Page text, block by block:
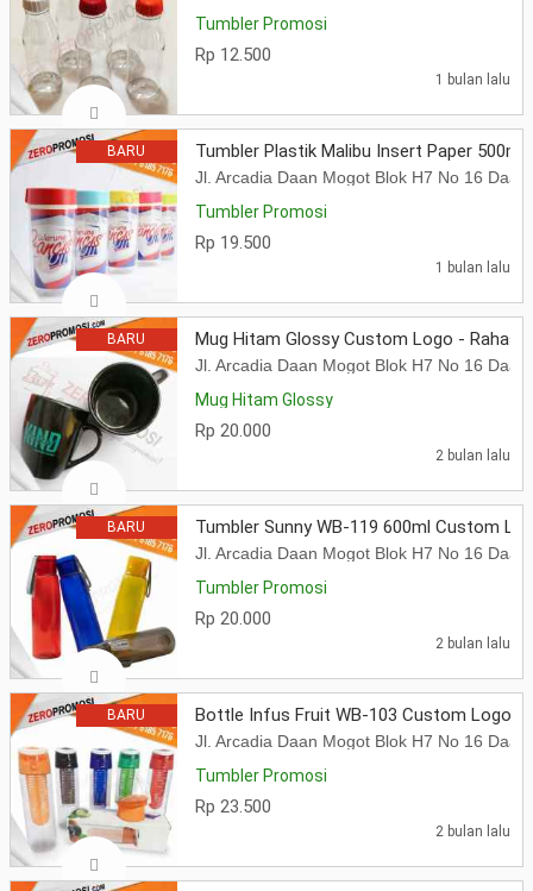
Tumbler Promosi
Rp 12.500
1 bulan lalu
BARU Tumbler Plastik Malibu Insert Paper
Jl. Arcadia Daan Mogot Blok H7 No 16
Tumbler Promosi
Rp 19.500
1 bulan lalu
BARU Mug Hitam Glossy Custom Logo -
Jl. Arcadia Daan Mogot Blok H7 No 16
Mug Hitam Glossy
Rp 20.000
2 bulan lalu
BARU Tumbler Sunny WB-119 600ml Custom
Jl. Arcadia Daan Mogot Blok H7 No 16
Tumbler Promosi
Rp 20.000
2 bulan lalu
BARU Bottle Infus Fruit WB-103 Custom Logo
Jl. Arcadia Daan Mogot Blok H7 No 16
Tumbler Promosi
Rp 23.500
2 bulan lalu